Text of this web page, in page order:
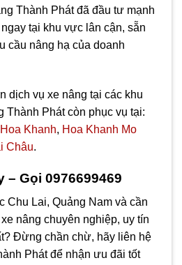
Thành Phát đã đầu tư mạnh
tại khu vực lân cận, sẵn
cầu nâng hạ của doanh
dịch vụ xe nâng tại các khu
Thành Phát còn phục vụ tại:
Hoa Khanh, Hoa Khanh Mo
Châu.
– Gọi 0976699469
Chu Lai, Quảng Nam và cần
nâng chuyên nghiệp, uy tín
Đừng chần chừ, hãy liên hệ
Phát để nhận ưu đãi tốt